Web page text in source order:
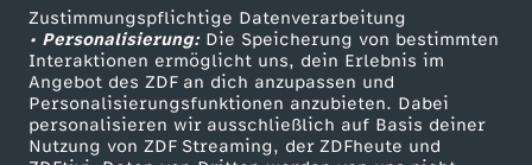
Zustimmungspflichtige Datenverarbeitung
• Personalisierung:Die Speicherung von bestimmten
Interaktionen ermöglicht uns, dein Erlebnis im
Angebot des ZDF an dich anzupassen und
Personalisierungsfunktionen anzubieten. Dabei
personalisieren wir ausschließlich auf Basis deiner
Nutzung von ZDF Streaming, der ZDFheute und
l
o
Livestreams
Sendungen A-Z
TV-Programm
Zuschauerservice
Hilfe